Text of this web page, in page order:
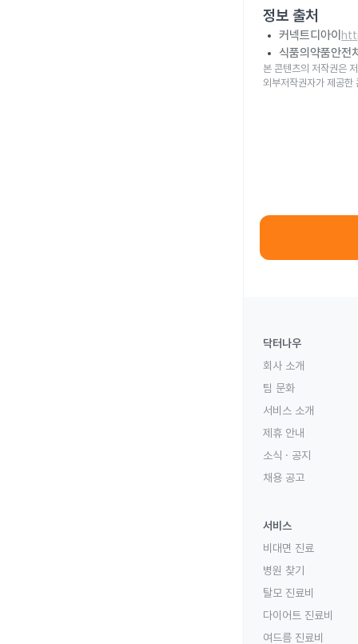
정보 출처
커넥트디아이
식품의약품안전
본 콘텐츠의 저작권은
외부저작권자가 제공한
닥터나우
회사 소개
팀 문화
서비스 소개
제휴 안내
소식 · 공지
채용 공고
서비스
비대면 진료
병원 찾기
탈모 진료비
다이어트 진료비
여드름 진료비